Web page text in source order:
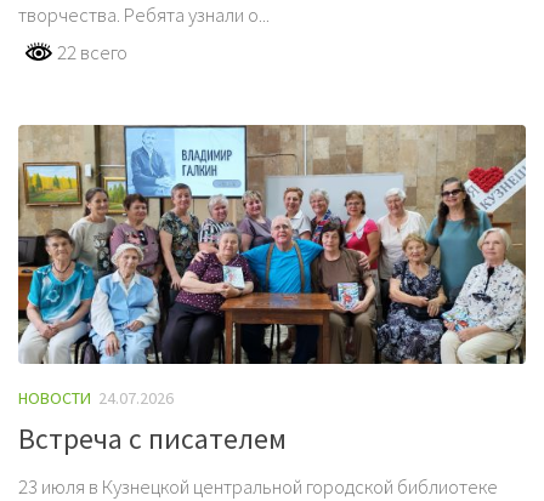
творчества. Ребята узнали о...
22 всего
НОВОСТИ 24.07.2026
Встреча с писателем
23 июля в Кузнецкой центральной городской библиотеке